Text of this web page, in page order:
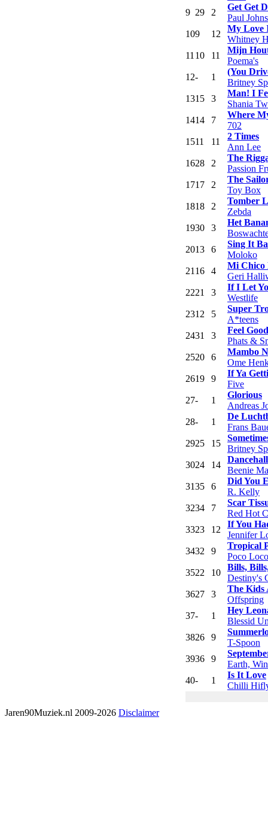
9 29 2
Get Get
Paul
109 12
My Love
Whitney
11 10 11
Mijn
Poema's
12- 1
(You
Britney
1315 3
Man! I
Shania
1414 7
Where
702
1511 11
2 Times
Ann Lee
1628 2
The
Passion
1717 2
The
Toy Box
1818 2
Tomber
Zebda
1930 3
Het
2013 6
Sing It
Moloko
21 16 4
Mi Chico
Geri
2221 3
If I Let
Westlife
2312 5
Super
A*teens
2431 3
Feel Good
Phats &
2520 6
Mambo
Ome
2619 9
If Ya
Five
27- 1
Glorious
Andreas
28- 1
De
Frans
2925 15
Britney
3024 14
Beenie
3135 6
Did You
R. Kelly
3234 7
Scar
Red Hot
3323 12
If You
Jennifer
3432 9
Tropical
Poco
3522 10
Bills,
Destiny's
3627 3
The
Offspring
37- 1
Hey
Blessid
3826 9
T-Spoon
3936 9
Earth,
40- 1
Is It Love
Chilli
Jaren90Muziek.nl 2009-2026 Disclaimer